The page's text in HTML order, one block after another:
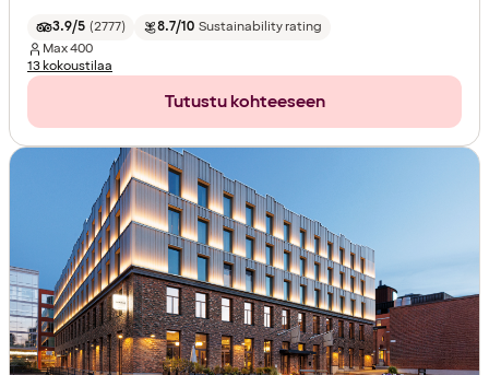
3.9/5 (2777) 8.7/10 Sustainability rating
Max400
13 kokoustilaa
Tutustu kohteeseen